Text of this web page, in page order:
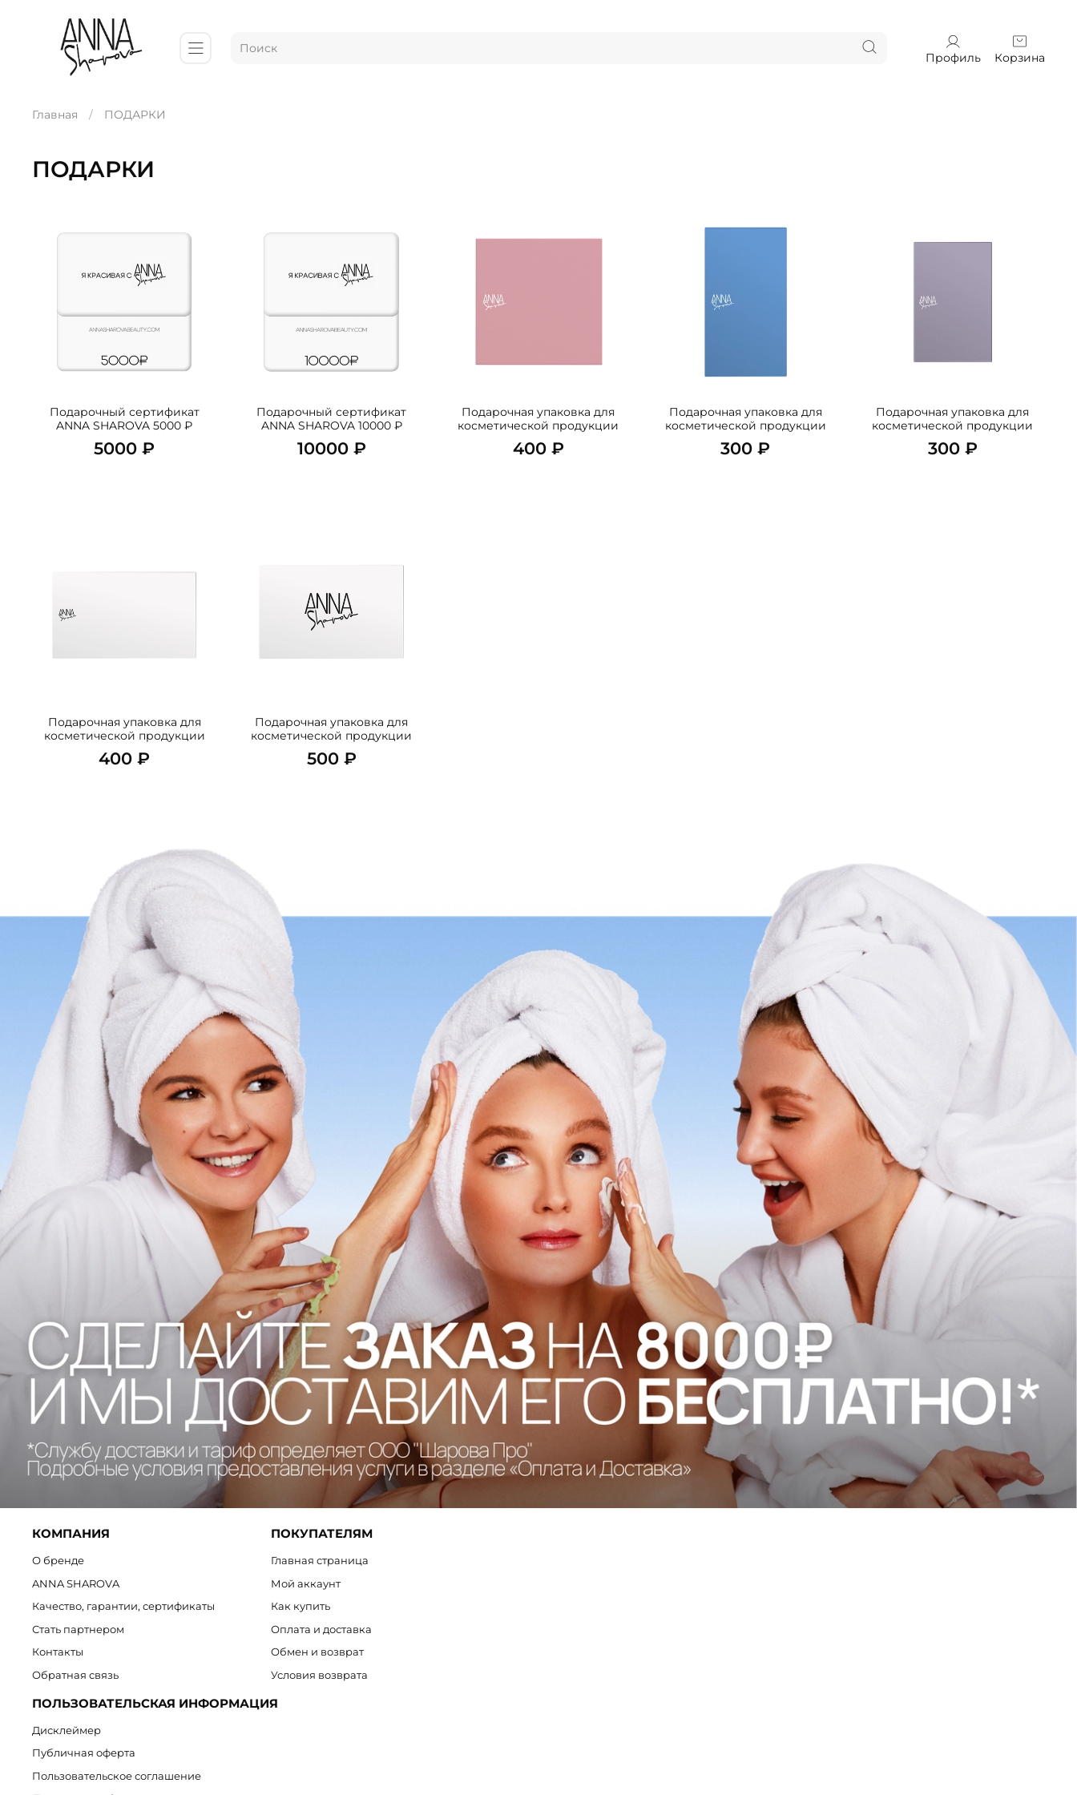
Профиль Корзина
Главная ПОДАРКИ
ПОДАРКИ
Подарочный сертификат
ANNA SHAROVA 5000 ₽
5000 ₽
Подарочный сертификат
ANNA SHAROVA 10000 ₽
10000 ₽
Подарочная упаковка для
косметической продукции
400 ₽
Подарочная упаковка для
косметической продукции
300 ₽
Подарочная упаковка для
косметической продукции
300 ₽
Подарочная упаковка для
косметической продукции
400 ₽
Подарочная упаковка для
косметической продукции
500 ₽
КОМПАНИЯ
О бренде
ANNA SHAROVA
Качество, гарантии, сертификаты
Стать партнером
Контакты
Обратная связь
ПОКУПАТЕЛЯМ
Главная страница
Мой аккаунт
Как купить
Оплата и доставка
Обмен и возврат
Условия возврата
ПОЛЬЗОВАТЕЛЬСКАЯ ИНФОРМАЦИЯ
Дисклеймер
Публичная оферта
Пользовательское соглашение